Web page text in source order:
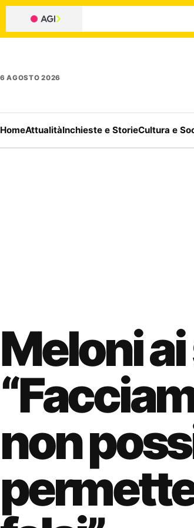
6 AGOSTO 2026
HomeAttualitàInchieste e StorieCultura e
Meloni
non